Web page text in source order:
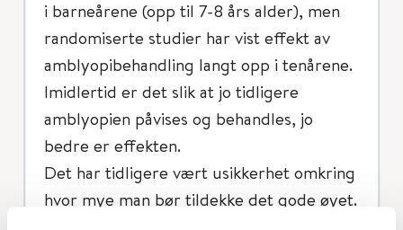
i barneårene (opp til 7-8 års alder), men
randomiserte studier har vist effekt av
amblyopibehandling langt opp i tenårene.
Imidlertid er det slik at jo tidligere
amblyopien påvises og behandles, jo
bedre er effekten.
Det har tidligere vært usikkerhet omkring
hvor mye man bør tildekke det gode øyet.